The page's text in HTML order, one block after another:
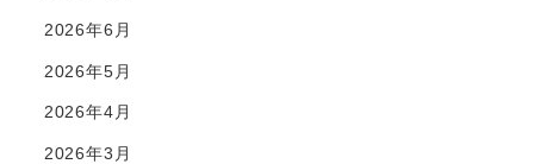
2026年6月
2026年5月
2026年4月
2026年3月